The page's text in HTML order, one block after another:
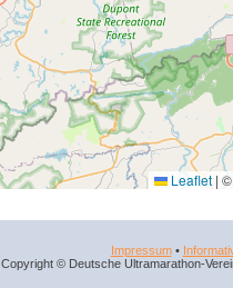
Leaflet | ©
Impressum•
Copyright © Deutsche Ultramarathon-